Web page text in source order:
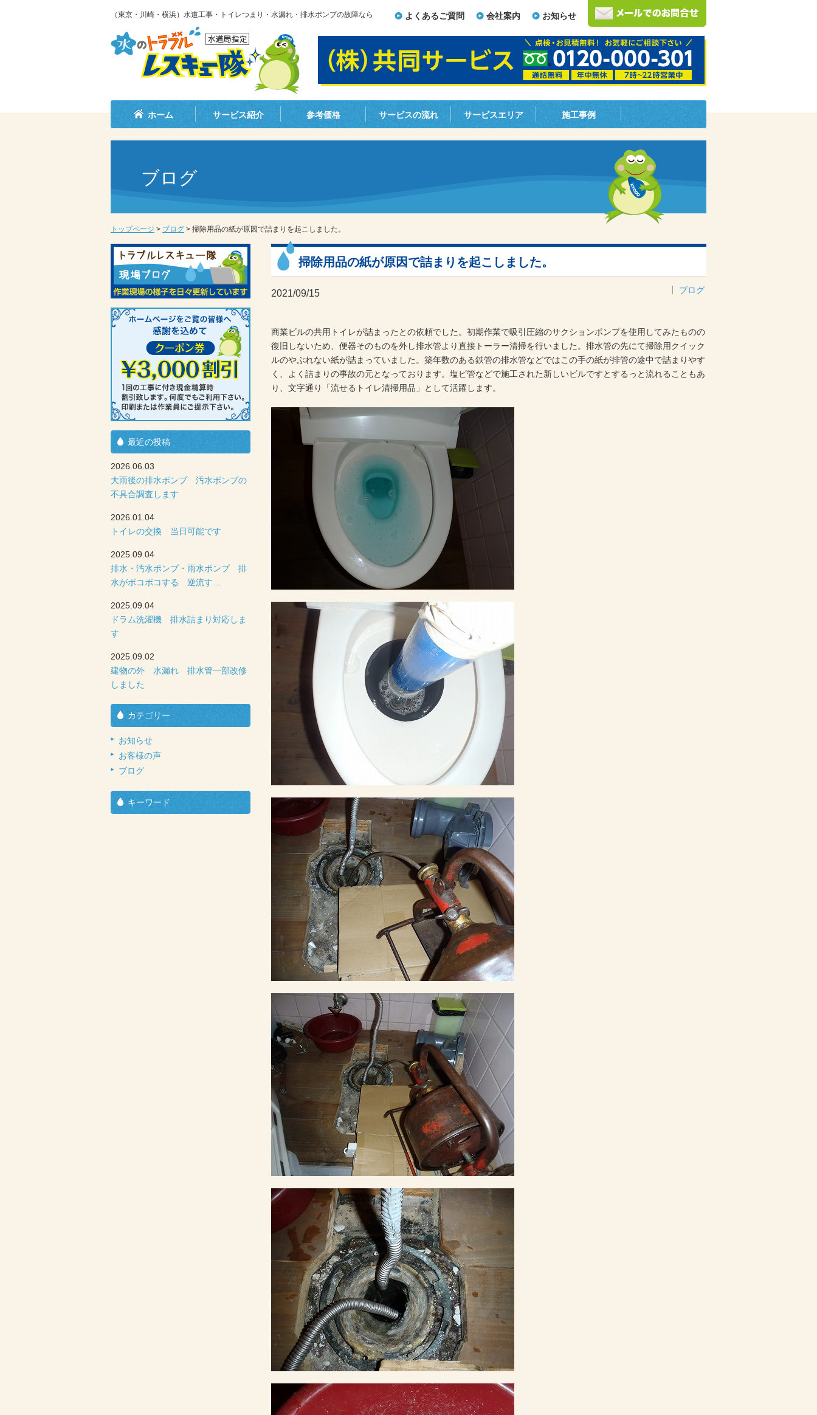
（東京・川崎・横浜）水道工事・トイレつまり・水漏れ・排水ポンプの故障なら よくあるご質問 会社案内 お知らせ
ホーム サービス紹介 参考価格 サービスの流れ サービスエリア 施工事例
ブログ
トップページ > ブログ > 掃除用品の紙が原因で詰まりを起こしました。
掃除用品の紙が原因で詰まりを起こしました。
2021/09/15 ブログ
商業ビルの共用トイレが詰まったとの依頼でした。初期作業で吸引圧縮のサクションポンプを使用してみたものの
復旧しないため、便器そのものを外し排水管より直接トーラー清掃を行いました。排水管の先にて掃除用クイック
ルのやぶれない紙が詰まっていました。築年数のある鉄管の排水管などではこの手の紙が排管の途中で詰まりやす
く、よく詰まりの事故の元となっております。塩ビ管などで施工された新しいビルですとするっと流れることもあ
り、文字通り「流せるトイレ清掃用品」として活躍します。
最近の投稿
2026.06.03
大雨後の排水ポンプ 汚水ポンプの
不具合調査します
2026.01.04
トイレの交換 当日可能です
2025.09.04
排水・汚水ポンプ・雨水ポンプ 排
水がボコボコする 逆流す…
2025.09.04
ドラム洗濯機 排水詰まり対応しま
す
2025.09.02
建物の外 水漏れ 排水管一部改修
しました
カテゴリー
お知らせ
お客様の声
ブログ
キーワード